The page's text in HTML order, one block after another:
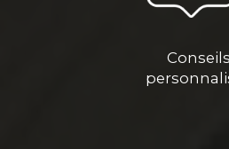
Conseils